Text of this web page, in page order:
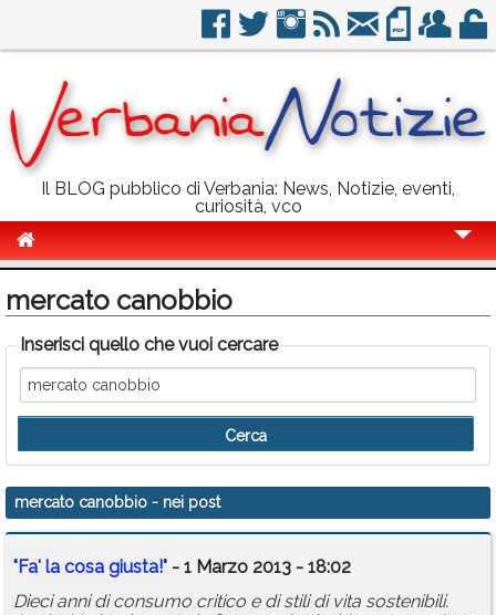
Il BLOG pubblico di Verbania: News, Notizie, eventi,
curiosità, vco
Politica
Sport
Eventi
Info Utili
Rubriche
Calendario
Annunci
mercato canobbio
Inserisci quello che vuoi cercare
mercato canobbio - nei post
"Fa' la cosa giusta!" - 1 Marzo 2013 - 18:02
Dieci anni di consumo critico e di stili di vita sostenibili.